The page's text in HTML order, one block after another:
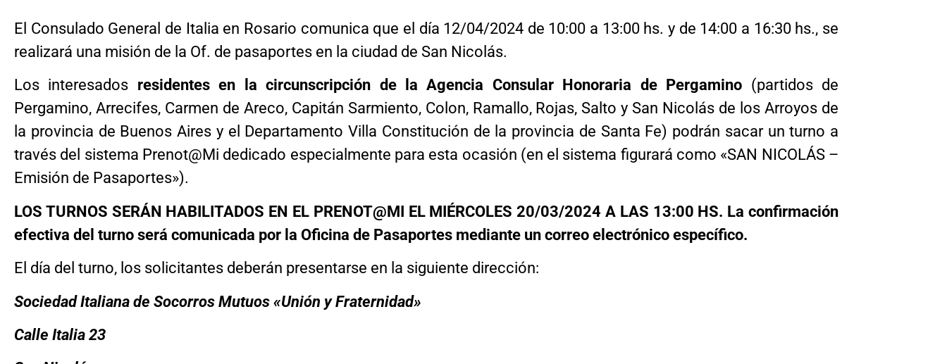
El Consulado General de Italia en Rosario comunica que el día 12/04/2024 de 10:00 a 13:00 hs. y de 14:00 a 16:30 hs., se
realizará una misión de la Of. de pasaportes en la ciudad de San Nicolás.
Los interesados residentes en la circunscripción de la Agencia Consular Honoraria de Pergamino (partidos de
Pergamino, Arrecifes, Carmen de Areco, Capitán Sarmiento, Colon, Ramallo, Rojas, Salto y San Nicolás de los Arroyos de
la provincia de Buenos Aires y el Departamento Villa Constitución de la provincia de Santa Fe) podrán sacar un turno a
través del sistema Prenot@Mi dedicado especialmente para esta ocasión (en el sistema figurará como «SAN NICOLÁS –
Emisión de Pasaportes»).
LOS TURNOS SERÁN HABILITADOS EN EL PRENOT@MI EL MIÉRCOLES 20/03/2024 A LAS 13:00 HS. La confirmación
efectiva del turno será comunicada por la Oficina de Pasaportes mediante un correo electrónico específico.
El día del turno, los solicitantes deberán presentarse en la siguiente dirección:
Sociedad Italiana de Socorros Mutuos «Unión y Fraternidad»
Calle Italia 23